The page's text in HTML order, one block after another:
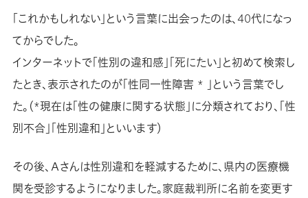
「これかもしれない」という言葉に出会ったのは、40代になっ
てからでした。
インターネットで「性別の違和感」「死にたい」と初めて検索し
たとき、表示されたのが「性同一性障害 * 」という言葉でし
た。（*現在は「性の健康に関する状態」に分類されており、「性
別不合」「性別違和」といいます）
その後、Ａさんは性別違和を軽減するために、県内の医療機
関を受診するようになりました。家庭裁判所に名前を変更す